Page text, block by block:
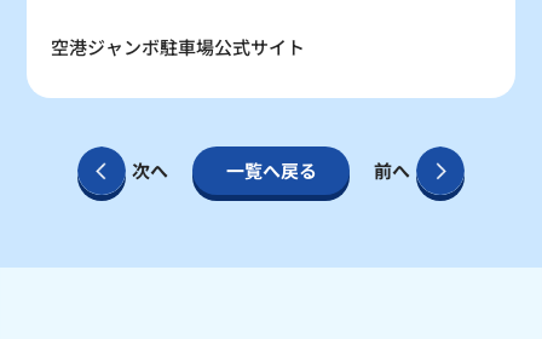
空港ジャンボ駐車場公式サイト
次へ 一覧へ戻る 前へ